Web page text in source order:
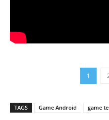
1
TAGS Game Android game